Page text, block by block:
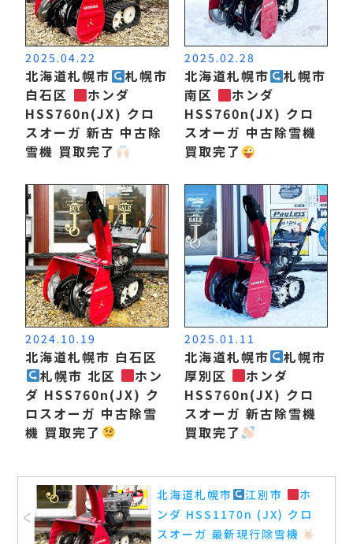
2025.04.22
北海道札幌市
札幌市
白石区
ホンダ
HSS760n(JX) クロ
スオーガ 新古 中古除
雪機 買取完了
2025.02.28
北海道札幌市
札幌市
南区
ホンダ
HSS760n(JX) クロ
スオーガ 中古除雪機
買取完了
2024.10.19
北海道札幌市 白石区
札幌市 北区
ホン
ダ HSS760n(JX) ク
ロスオーガ 中古除雪
機 買取完了
2025.01.11
北海道札幌市
札幌市
厚別区
ホンダ
HSS760n(JX) クロ
スオーガ 新古除雪機
買取完了
北海道札幌市 江別市
ホ
ンダ HSS1170n (JX) クロ
スオーガ 最新現行除雪機